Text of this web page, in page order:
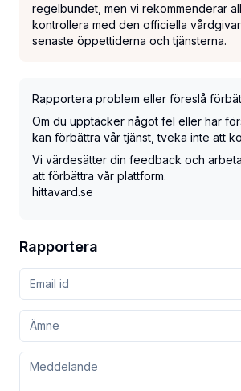
regelbundet, men vi rekommenderar
kontrollera med den officiella
senaste öppettiderna och tjänsterna.
Rapportera problem eller föreslå
Om du upptäcker något fel eller har
kan förbättra vår tjänst, tveka inte att
Vi värdesätter din feedback och
att förbättra vår plattform.
hittavard.se
Rapportera